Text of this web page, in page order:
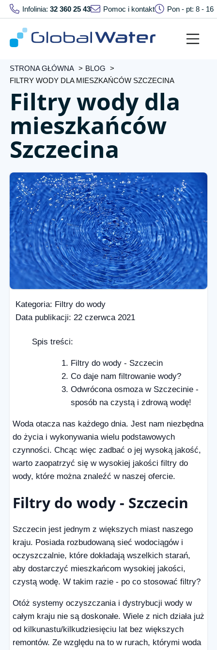
Infolinia: 32 360 25 43 Pomoc i kontakt Pon - pt: 8 - 16
STRONA GŁÓWNA
BLOG
FILTRY WODY DLA MIESZKAŃCÓW SZCZECINA
Filtry wody dla
mieszkańców
Szczecina
Kategoria: Filtry do wody
Data publikacji: 22 czerwca 2021
Spis treści:
Filtry do wody - Szczecin
Co daje nam filtrowanie wody?
Odwrócona osmoza w Szczecinie -
sposób na czystą i zdrową wodę!
Woda otacza nas każdego dnia. Jest nam niezbędna
do życia i wykonywania wielu podstawowych
czynności. Chcąc więc zadbać o jej wysoką jakość,
warto zaopatrzyć się w wysokiej jakości filtry do
wody, które można znaleźć w naszej ofercie.
Filtry do wody - Szczecin
Szczecin jest jednym z większych miast naszego
kraju. Posiada rozbudowaną sieć wodociągów i
oczyszczalnie, które dokładają wszelkich starań,
aby dostarczyć mieszkańcom wysokiej jakości,
czystą wodę. W takim razie - po co stosować filtry?
Otóż systemy oczyszczania i dystrybucji wody w
całym kraju nie są doskonałe. Wiele z nich działa już
od kilkunastu/kilkudziesięciu lat bez większych
remontów. Ze względu na to w rurach, którymi woda